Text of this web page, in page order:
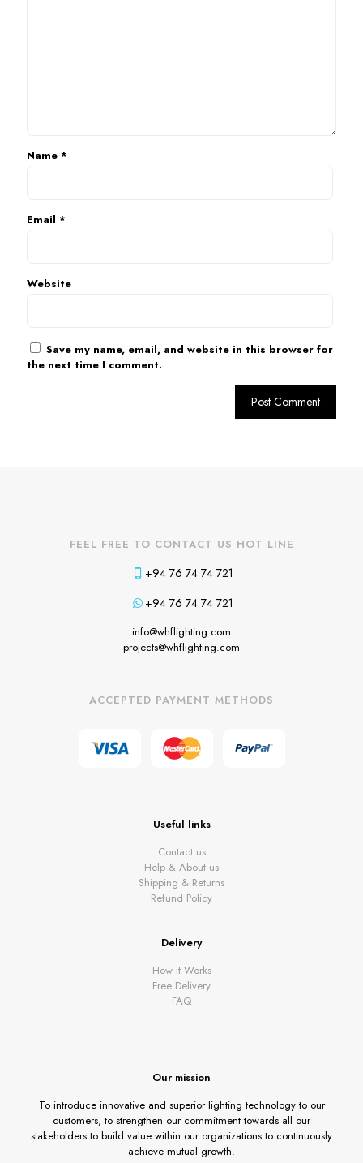
Name *
Email *
Website
Save my name, email, and website in this browser for
the next time I comment.
FEEL FREE TO CONTACT US HOT LINE
+94 76 74 74 721
+94 76 74 74 721
info@whflighting.com
projects@whflighting.com
ACCEPTED PAYMENT METHODS
Useful links
Contact us
Help & About us
Shipping & Returns
Refund Policy
Delivery
How it Works
Free Delivery
FAQ
Our mission
To introduce innovative and superior lighting technology to our
customers, to strengthen our commitment towards all our
stakeholders to build value within our organizations to continuously
achieve mutual growth.